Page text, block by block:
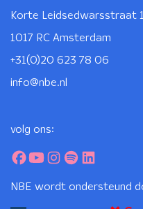
Korte Leidsedwarsstraat
1017 RC Amsterdam
+31(0)20 623 78 06
info@nbe.nl
volg ons:
NBE wordt ondersteund